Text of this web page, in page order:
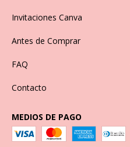
Invitaciones Canva
Antes de Comprar
FAQ
Contacto
MEDIOS DE PAGO